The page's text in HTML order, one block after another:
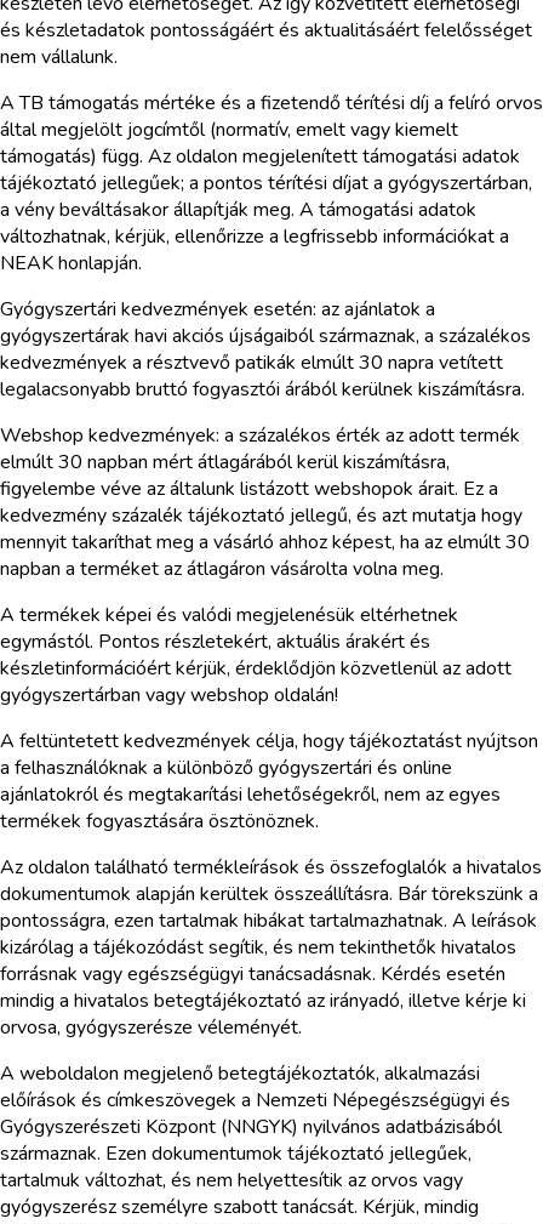
és készletadatok pontosságáért és aktualitásáért felelősséget
nem vállalunk.
A TB támogatás mértéke és a fizetendő térítési díj a felíró orvos
által megjelölt jogcímtől (normatív, emelt vagy kiemelt
támogatás) függ. Az oldalon megjelenített támogatási adatok
tájékoztató jellegűek; a pontos térítési díjat a gyógyszertárban,
a vény beváltásakor állapítják meg. A támogatási adatok
változhatnak, kérjük, ellenőrizze a legfrissebb információkat a
NEAK honlapján.
Gyógyszertári kedvezmények esetén: az ajánlatok a
gyógyszertárak havi akciós újságaiból származnak, a százalékos
kedvezmények a résztvevő patikák elmúlt 30 napra vetített
legalacsonyabb bruttó fogyasztói árából kerülnek kiszámításra.
Webshop kedvezmények: a százalékos érték az adott termék
elmúlt 30 napban mért átlagárából kerül kiszámításra,
figyelembe véve az általunk listázott webshopok árait. Ez a
kedvezmény százalék tájékoztató jellegű, és azt mutatja hogy
mennyit takaríthat meg a vásárló ahhoz képest, ha az elmúlt 30
napban a terméket az átlagáron vásárolta volna meg.
A termékek képei és valódi megjelenésük eltérhetnek
egymástól. Pontos részletekért, aktuális árakért és
készletinformációért kérjük, érdeklődjön közvetlenül az adott
gyógyszertárban vagy webshop oldalán!
A feltüntetett kedvezmények célja, hogy tájékoztatást nyújtson
a felhasználóknak a különböző gyógyszertári és online
ajánlatokról és megtakarítási lehetőségekről, nem az egyes
termékek fogyasztására ösztönöznek.
Az oldalon található termékleírások és összefoglalók a hivatalos
dokumentumok alapján kerültek összeállításra. Bár törekszünk a
pontosságra, ezen tartalmak hibákat tartalmazhatnak. A leírások
kizárólag a tájékozódást segítik, és nem tekinthetők hivatalos
forrásnak vagy egészségügyi tanácsadásnak. Kérdés esetén
mindig a hivatalos betegtájékoztató az irányadó, illetve kérje ki
orvosa, gyógyszerésze véleményét.
A weboldalon megjelenő betegtájékoztatók, alkalmazási
előírások és címkeszövegek a Nemzeti Népegészségügyi és
Gyógyszerészeti Központ (NNGYK) nyilvános adatbázisából
származnak. Ezen dokumentumok tájékoztató jellegűek,
tartalmuk változhat, és nem helyettesítik az orvos vagy
gyógyszerész személyre szabott tanácsát. Kérjük, mindig